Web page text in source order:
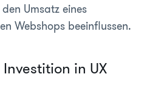
Umsatz eines
Webshops beeinflussen.
in UX